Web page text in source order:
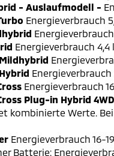
- Auslaufmodell -
Energieverbrauch
Energieverbrauch 4,4
Energieverbrauch
Energieverbrauch
Plug-in Hybrid
kombinierte Werte. Bei
Energieverbrauch 16-
Batterie: